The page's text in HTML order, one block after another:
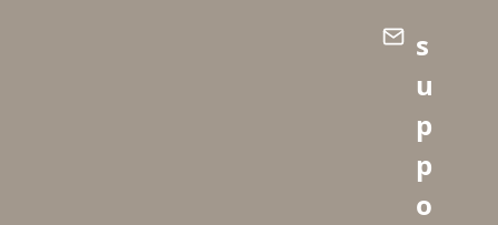
s
u
p
p
o